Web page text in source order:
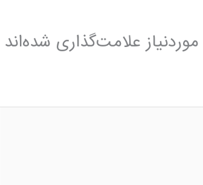
علامت‌گذاری شده‌اند